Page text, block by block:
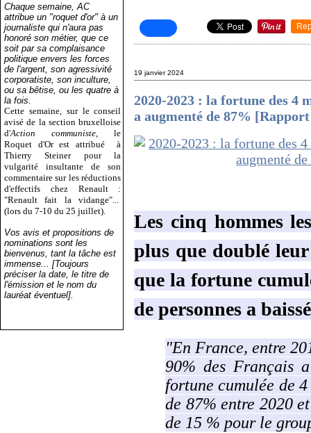
Chaque semaine, AC
attribue un "roquet d'or" à un
journaliste qui n'aura pas
honoré son métier, que ce
soit par sa complaisance
politique envers les forces
de l'argent, son agressivité
corporatiste, son inculture,
ou sa bêtise, ou les quatre à
la fois.
Cette semaine, sur le conseil
avisé de la section bruxelloise
d'Action communiste , le
Roquet d'Or est attribué
à
Thierry Steiner pour la
vulgarité insultante de son
commentaire sur les réductions
d'effectifs chez Renault :
"Renault fait la vidange"...
(lors du 7-10 du 25 juillet).
Vos avis et propositions de
nominations sont les
bienvenus, tant la tâche est
immense... [Toujours
préciser la date, le titre de
l'émission et le nom du
lauréat éventuel].
19 janvier 2024
2020-2023 : la fortune des 4
a augmenté de 87%
Les cinq hommes
plus que doublé
que la fortune
de personnes a baissé
"En France, entre
90% des Français
fortune cumulée de
de 87% entre 2020
de 15 % pour le